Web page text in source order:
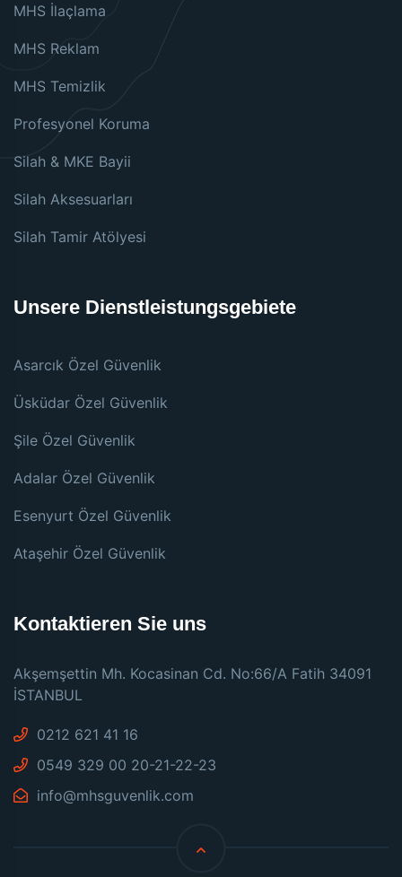
MHS İlaçlama
MHS Reklam
MHS Temizlik
Profesyonel Koruma
Silah & MKE Bayii
Silah Aksesuarları
Silah Tamir Atölyesi
Unsere Dienstleistungsgebiete
Asarcık Özel Güvenlik
Üsküdar Özel Güvenlik
Şile Özel Güvenlik
Adalar Özel Güvenlik
Esenyurt Özel Güvenlik
Ataşehir Özel Güvenlik
Kontaktieren Sie uns
Akşemşettin Mh. Kocasinan Cd. No:66/A Fatih 34091
İSTANBUL
0212 621 41 16
0549 329 00 20-21-22-23
info@mhsguvenlik.com